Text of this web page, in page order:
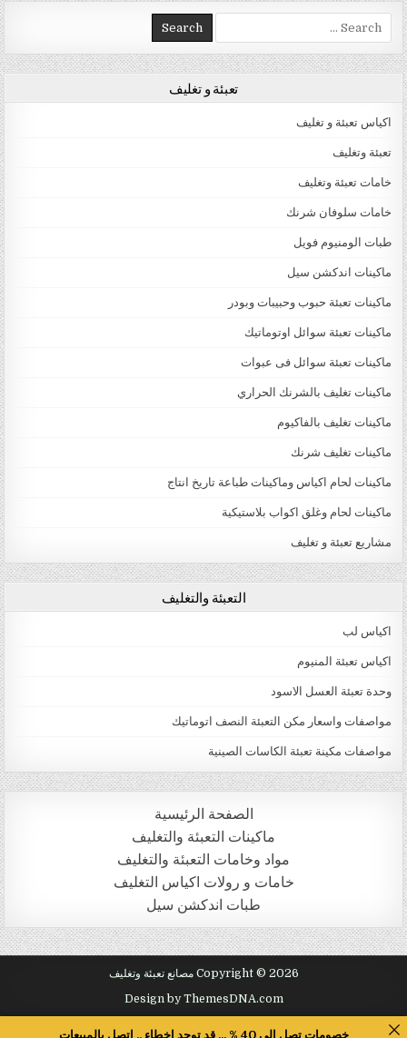
Search for:
تعبئة و تغليف
اكياس تعبئة و تغليف
تعبئة وتغليف
خامات تعبئة وتغليف
خامات سلوفان شرنك
طبات الومنيوم فويل
ماكينات اندكشن سيل
ماكينات تعبئة حبوب وحبيبات وبودر
ماكينات تعبئة سوائل اوتوماتيك
ماكينات تعبئة سوائل فى عبوات
ماكينات تغليف بالشرنك الحراري
ماكينات تغليف بالفاكيوم
ماكينات تغليف شرنك
ماكينات لحام اكياس وماكينات طباعة تاريخ انتاج
ماكينات لحام وغلق اكواب بلاستيكية
مشاريع تعبئة و تغليف
التعبئة والتغليف
اكياس لب
اكياس تعبئة المنيوم
وحدة تعبئة العسل الاسود
مواصفات واسعار مكن التعبئة النصف اتوماتيك
مواصفات مكينة تعبئة الكاسات الصينية
الصفحة الرئيسية
ماكينات التعبئة والتغليف
مواد وخامات التعبئة والتغليف
خامات و رولات اكياس التغليف
طبات اندكشن سيل
Copyright © 2026 مصانع تعبئة وتغليف
Design by ThemesDNA.com
خصومات تصل الى 40 % ... قد توجد اخطاء .. اتصل بالمبيعات